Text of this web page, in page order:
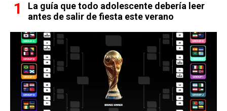
La guía que todo adolescente debería leer
antes de salir de fiesta este verano